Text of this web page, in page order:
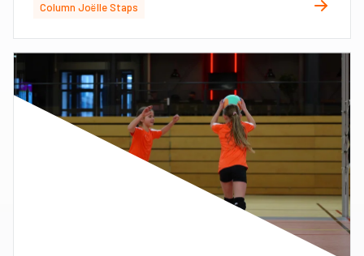
Column Joëlle Staps